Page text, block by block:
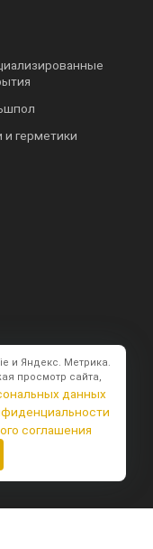
и герметики
и Яндекс. Метрика.
просмотр сайта,
данных
соглашения